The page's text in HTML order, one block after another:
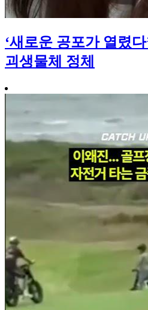
‘새로운 공포가 열렸
괴생물체 정체